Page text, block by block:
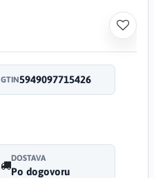
GTIN5949097715426
DOSTAVA
Po dogovoru